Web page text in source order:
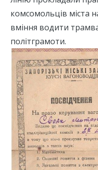
комсомольців міста
вміння водити
політграмоти.